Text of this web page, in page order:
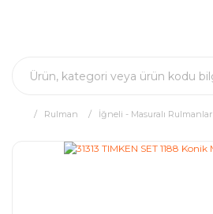
Rulman İğneli - Masuralı Rulmanlar